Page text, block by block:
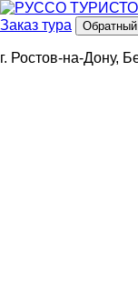
Заказ тура Обратный
г. Ростов-на-Дону,